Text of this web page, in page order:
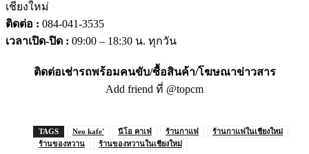
เชียงใหม่
ติดต่อ : 084-041-3535
เวลาเปิด-ปิด : 09:00 – 18:30 น. ทุกวัน
ติดต่อเช่ารถพร้อมคนขับ/ซื้อสินค้า/โฆษณาข่าวสาร
Add friend ที่ @topcm
TAGS Neo kafe' นีโอ คาเฟ่ ร้านกาแฟ
ร้านกาแฟในเชียงใหม่
ร้านของหวาน
ร้านของหวานในเชียงใหม่